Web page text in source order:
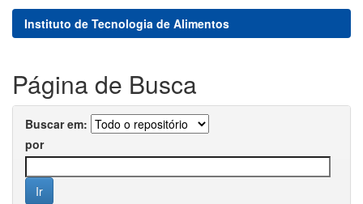
Instituto de Tecnologia de Alimentos
Página de Busca
Buscar em:
por